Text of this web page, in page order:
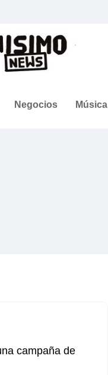
Negocios Música
campaña de